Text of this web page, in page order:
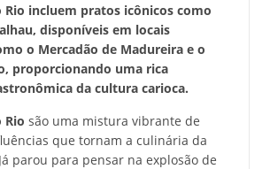
Rio incluem pratos icônicos como
disponíveis em locais
o Mercadão de Madureira e o
proporcionando uma rica
da cultura carioca.
Rio são uma mistura vibrante de
que tornam a culinária da
parou para pensar na explosão de